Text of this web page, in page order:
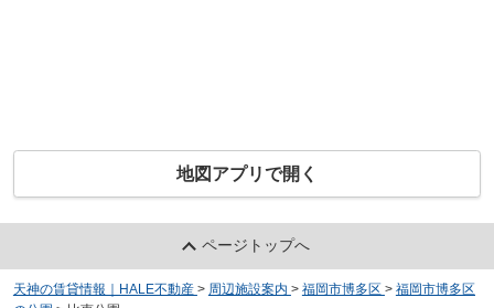
地図アプリで開く
ページトップへ
天神の賃貸情報｜HALE不動産 > 周辺施設案内 > 福岡市博多区 > 福岡市博多区